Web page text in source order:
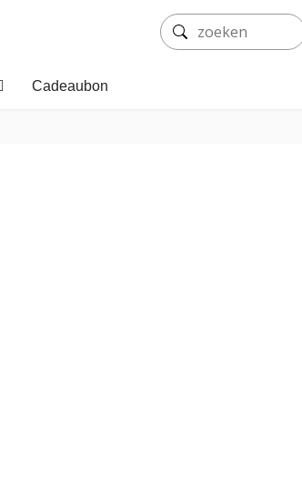
Cadeaubon